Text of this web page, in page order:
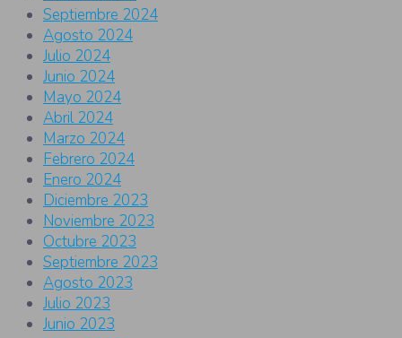
Septiembre 2024
Agosto 2024
Julio 2024
Junio 2024
Mayo 2024
Abril 2024
Marzo 2024
Febrero 2024
Enero 2024
Diciembre 2023
Noviembre 2023
Octubre 2023
Septiembre 2023
Agosto 2023
Julio 2023
Junio 2023